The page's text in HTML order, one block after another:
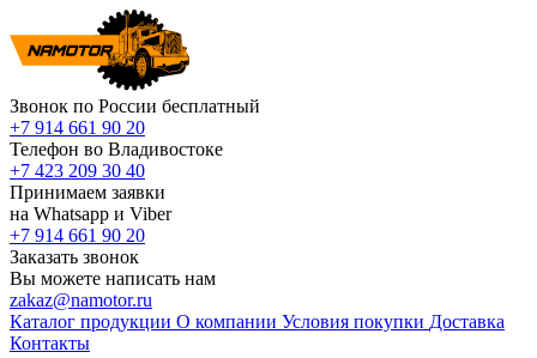
Звонок по России бесплатный
+7 914 661 90 20
Телефон во Владивостоке
+7 423 209 30 40
Принимаем заявки
на Whatsapp и Viber
+7 914 661 90 20
Заказать звонок
Вы можете написать нам
zakaz@namotor.ru
Каталог продукции О компании Условия покупки Доставка
Контакты